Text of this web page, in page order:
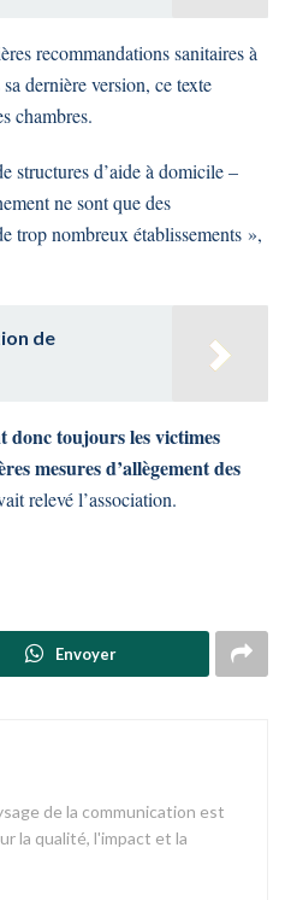
recommandations sanitaires à
dernière version, ce texte
chambres.
structures d’aide à domicile –
ne sont que des
trop nombreux établissements »,
de
donc toujours les victimes
mesures d’allègement des
relevé l’association.
Envoyer
de la communication est
la qualité, l'impact et la